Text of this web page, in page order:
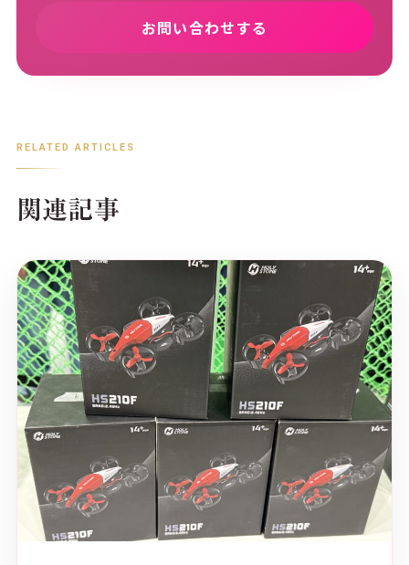
お問い合わせする
RELATED ARTICLES
関連記事